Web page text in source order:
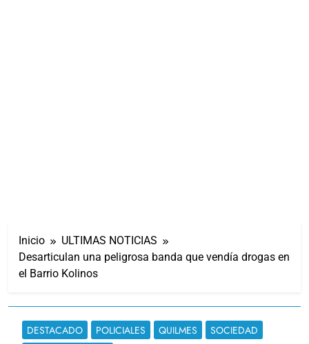
Inicio
ULTIMAS NOTICIAS
Desarticulan una peligrosa banda que vendía drogas en
el Barrio Kolinos
DESTACADO POLICIALES QUILMES
SOCIEDAD